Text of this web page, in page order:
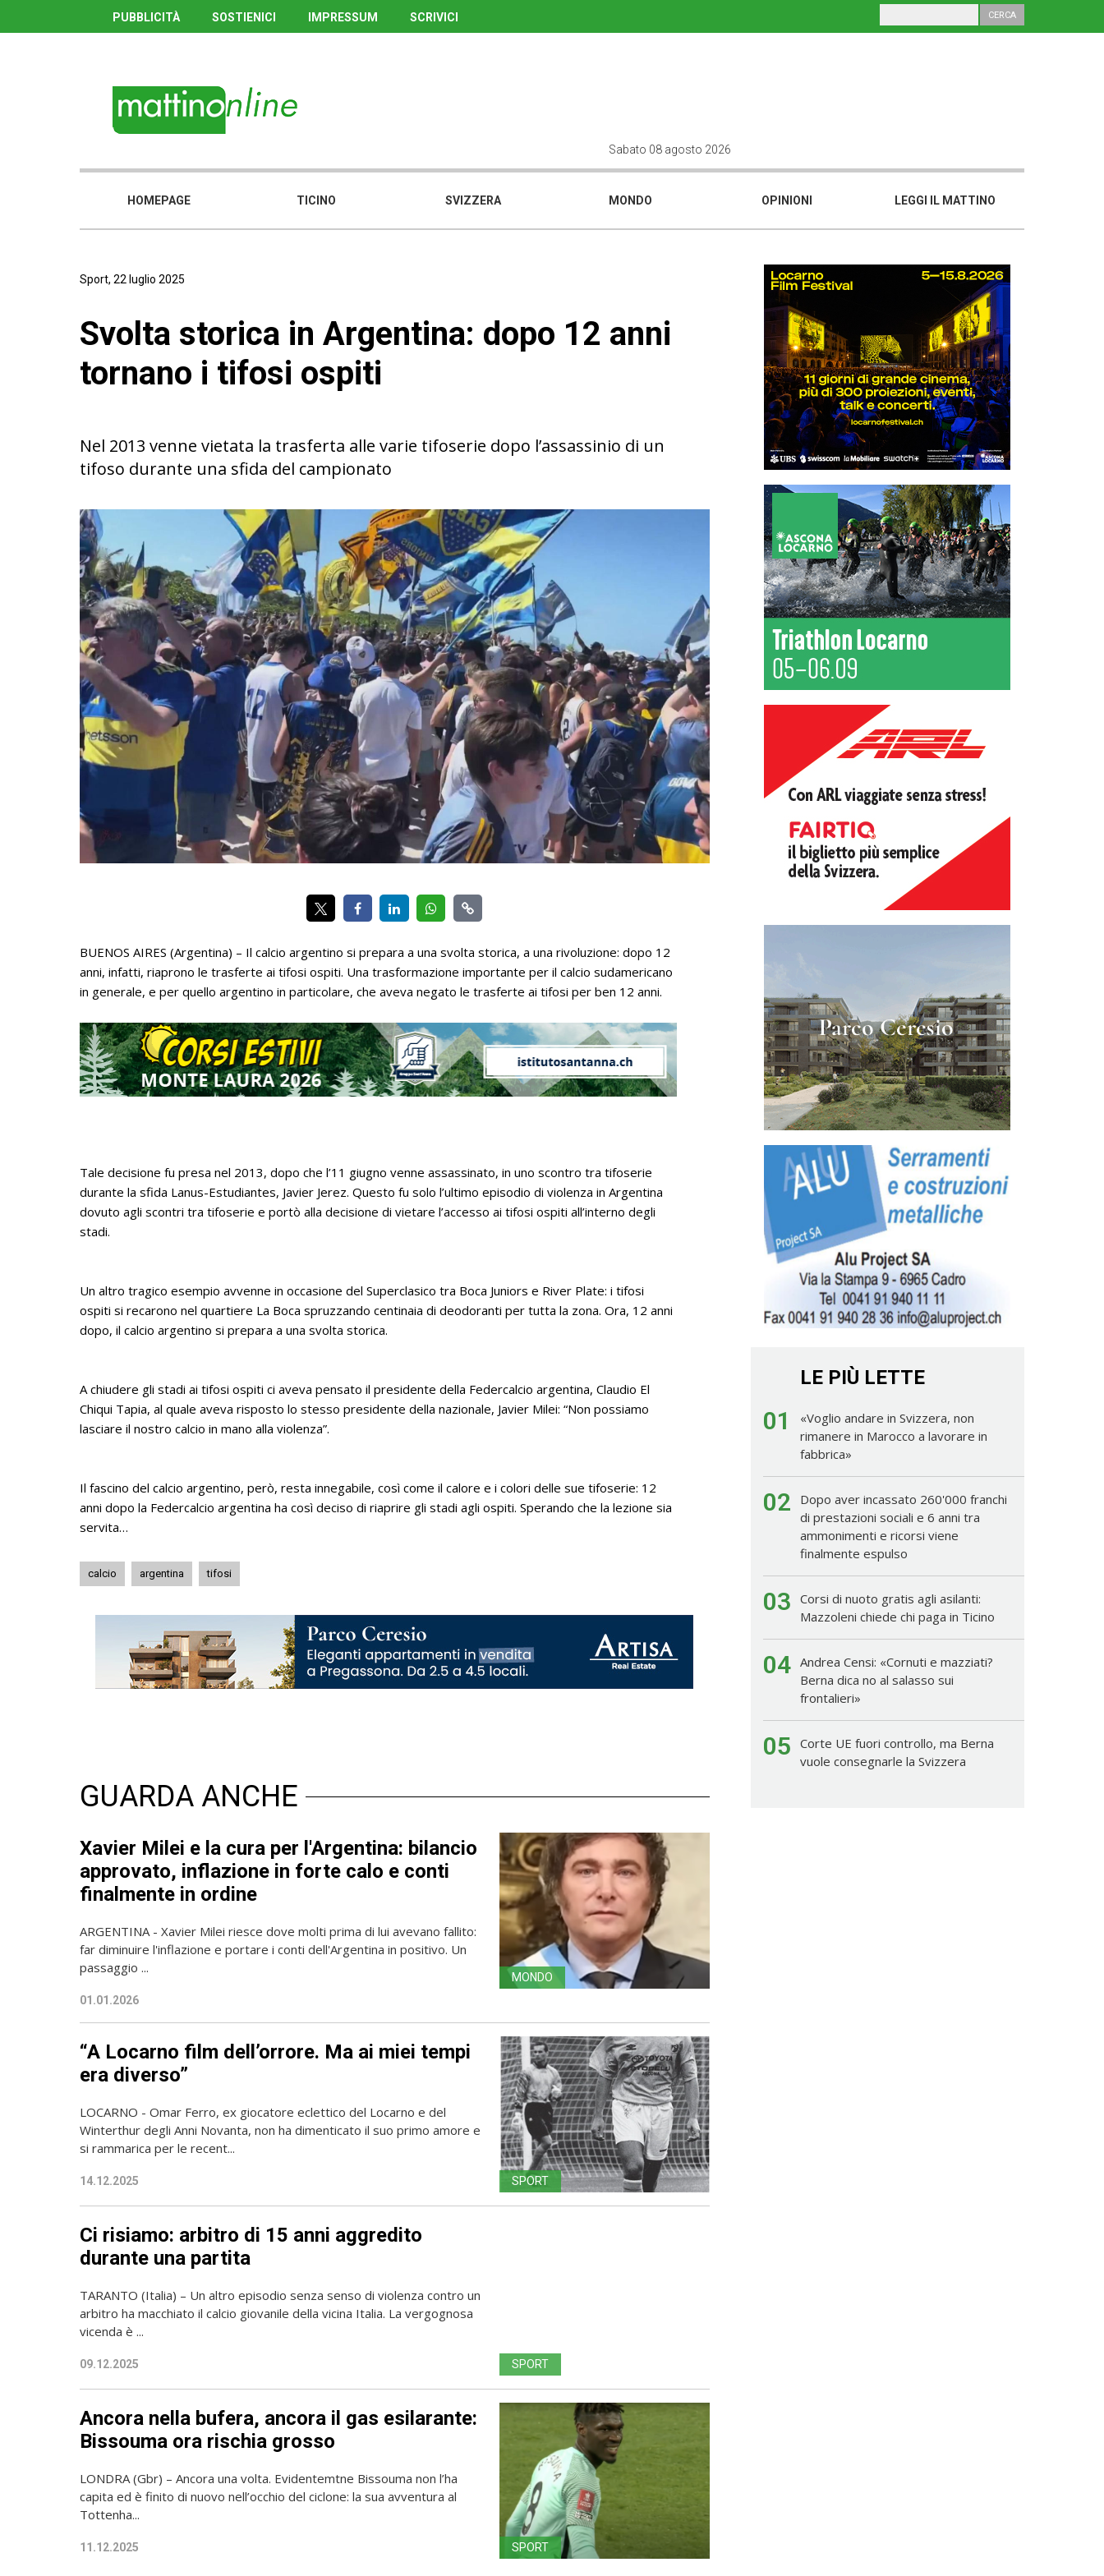
PUBBLICITÀ SOSTIENICI IMPRESSUM SCRIVICI
Sabato 08 agosto 2026
HOMEPAGE TICINO SVIZZERA MONDO OPINIONI LEGGI IL MATTINO
Sport, 22 luglio 2025
Svolta storica in Argentina: dopo 12 anni
tornano i tifosi ospiti
Nel 2013 venne vietata la trasferta alle varie tifoserie dopo l’assassinio di un
tifoso durante una sfida del campionato
BUENOS AIRES (Argentina) – Il calcio argentino si prepara a una svolta storica, a una rivoluzione: dopo 12
anni, infatti, riaprono le trasferte ai tifosi ospiti. Una trasformazione importante per il calcio sudamericano
in generale, e per quello argentino in particolare, che aveva negato le trasferte ai tifosi per ben 12 anni.
Tale decisione fu presa nel 2013, dopo che l’11 giugno venne assassinato, in uno scontro tra tifoserie
durante la sfida Lanus-Estudiantes, Javier Jerez. Questo fu solo l’ultimo episodio di violenza in Argentina
dovuto agli scontri tra tifoserie e portò alla decisione di vietare l’accesso ai tifosi ospiti all’interno degli
stadi.
Un altro tragico esempio avvenne in occasione del Superclasico tra Boca Juniors e River Plate: i tifosi
ospiti si recarono nel quartiere La Boca spruzzando centinaia di deodoranti per tutta la zona. Ora, 12 anni
dopo, il calcio argentino si prepara a una svolta storica.
A chiudere gli stadi ai tifosi ospiti ci aveva pensato il presidente della Federcalcio argentina, Claudio El
Chiqui Tapia, al quale aveva risposto lo stesso presidente della nazionale, Javier Milei: “Non possiamo
lasciare il nostro calcio in mano alla violenza”.
Il fascino del calcio argentino, però, resta innegabile, così come il calore e i colori delle sue tifoserie: 12
anni dopo la Federcalcio argentina ha così deciso di riaprire gli stadi agli ospiti. Sperando che la lezione sia
servita…
calcio argentina tifosi
GUARDA ANCHE
Xavier Milei e la cura per l'Argentina: bilancio
approvato, inflazione in forte calo e conti
finalmente in ordine
ARGENTINA - Xavier Milei riesce dove molti prima di lui avevano fallito:
far diminuire l'inflazione e portare i conti dell'Argentina in positivo. Un
passaggio ...
01.01.2026
MONDO
“A Locarno film dell’orrore. Ma ai miei tempi
era diverso”
LOCARNO - Omar Ferro, ex giocatore eclettico del Locarno e del
Winterthur degli Anni Novanta, non ha dimenticato il suo primo amore e
si rammarica per le recent...
14.12.2025 SPORT
Ci risiamo: arbitro di 15 anni aggredito
durante una partita
TARANTO (Italia) – Un altro episodio senza senso di violenza contro un
arbitro ha macchiato il calcio giovanile della vicina Italia. La vergognosa
vicenda è ...
09.12.2025 SPORT
Ancora nella bufera, ancora il gas esilarante:
Bissouma ora rischia grosso
LONDRA (Gbr) – Ancora una volta. Evidentemtne Bissouma non l’ha
capita ed è finito di nuovo nell’occhio del ciclone: la sua avventura al
Tottenha...
11.12.2025 SPORT
LE PIÙ LETTE
01
«Voglio andare in Svizzera, non
rimanere in Marocco a lavorare in
fabbrica»
02
Dopo aver incassato 260'000 franchi
di prestazioni sociali e 6 anni tra
ammonimenti e ricorsi viene
finalmente espulso
03 Corsi di nuoto gratis agli asilanti:
Mazzoleni chiede chi paga in Ticino
04 Andrea Censi: «Cornuti e mazziati?
Berna dica no al salasso sui
frontalieri»
05 Corte UE fuori controllo, ma Berna
vuole consegnarle la Svizzera